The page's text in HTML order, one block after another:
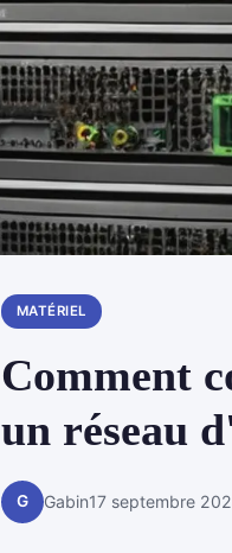
MATÉRIEL
Comment
un réseau
G Gabin17 septembre